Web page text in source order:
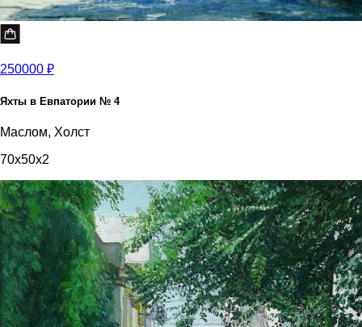
250000 ₽
Яхты в Евпатории № 4
Маслом, Холст
70x50x2